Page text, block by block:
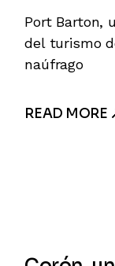
Port Barton,
del turismo
naúfrago
READ MORE